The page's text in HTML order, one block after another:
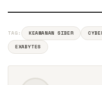
TAG: KEAMANAN SIBER
EXABYTES